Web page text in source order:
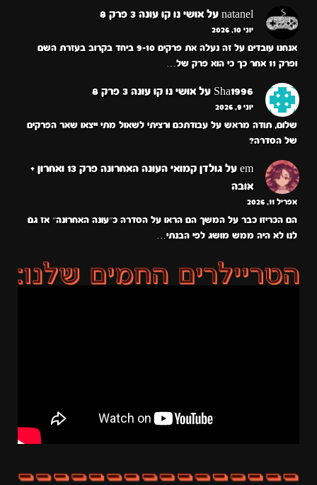
natanel על אושי נו קו עונה 3 פרק 8
יוני 10, 2026
אנחנו עובדים על זה נעלה את פרקים 9-10 ביחד בקרוב בעזרת השם
ופרק 11 אחר כך כי הוא פרק של…
Sha1996 על אושי נו קו עונה 3 פרק 8
יוני 9, 2026
שלום, תודה מראש על עבודתכם ורציתי לשאול מתי ייצאו שאר הפרקים
של הסדרה?
em על
גולדן קמואי העונה האחרונה פרק 13 ואחרון +
אובה
אפריל 11, 2026
הם הכריזו כבר על המשך הם הראו על הסדרה כ״עונה האחרונה״ אז גם
לנו לא היה ממש מושג לפי הבנתי…